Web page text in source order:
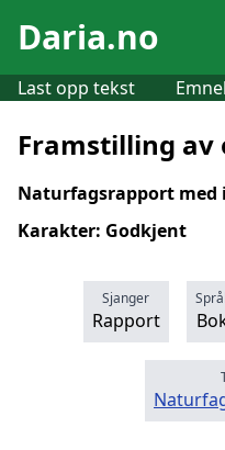
Daria.no
Last opp tekst
Framstilling av
Naturfagsrapport
Karakter: Godkjent
Sjanger
Rapport